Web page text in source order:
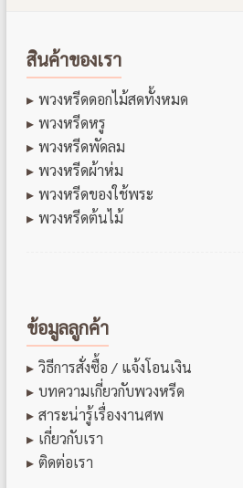
สินค้าของเรา
พวงหรีดดอกไม้สดทั้งหมด
พวงหรีดหรู
พวงหรีดพัดลม
พวงหรีดผ้าห่ม
พวงหรีดของใช้พระ
พวงหรีดต้นไม้
ข้อมูลลูกค้า
วิธีการสั่งซื้อ / แจ้งโอนเงิน
บทความเกี่ยวกับพวงหรีด
สาระน่ารู้เรื่องงานศพ
เกี่ยวกับเรา
ติดต่อเรา